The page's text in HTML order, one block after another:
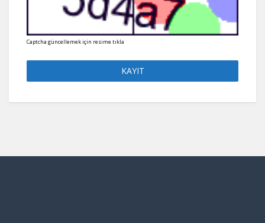
Captcha güncellemek için resime tıkla